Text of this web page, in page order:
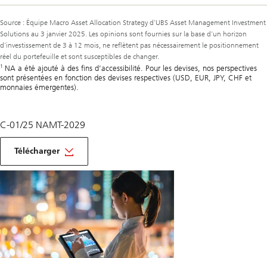
Source : Équipe Macro Asset Allocation Strategy d’UBS Asset Management Investment
Solutions au 3 janvier 2025. Les opinions sont fournies sur la base d’un horizon
d’investissement de 3 à 12 mois, ne reflètent pas nécessairement le positionnement
réel du portefeuille et sont susceptibles de changer.
1 NA a été ajouté à des fins d’accessibilité. Pour les devises, nos perspectives
sont présentées en fonction des devises respectives (USD, EUR, JPY, CHF et
monnaies émergentes).
C-01/25 NAMT-2029
Télécharger
macro
monthly
2025